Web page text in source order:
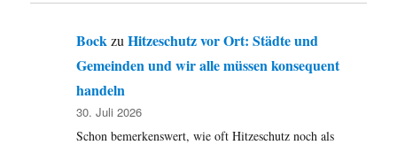
Bock zuHitzeschutz vor Ort: Städte und
Gemeinden und wir alle müssen konsequent
handeln
30. Juli 2026
Schon bemerkenswert, wie oft Hitzeschutz noch als